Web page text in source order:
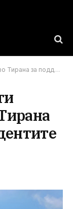
студентите од Македонија